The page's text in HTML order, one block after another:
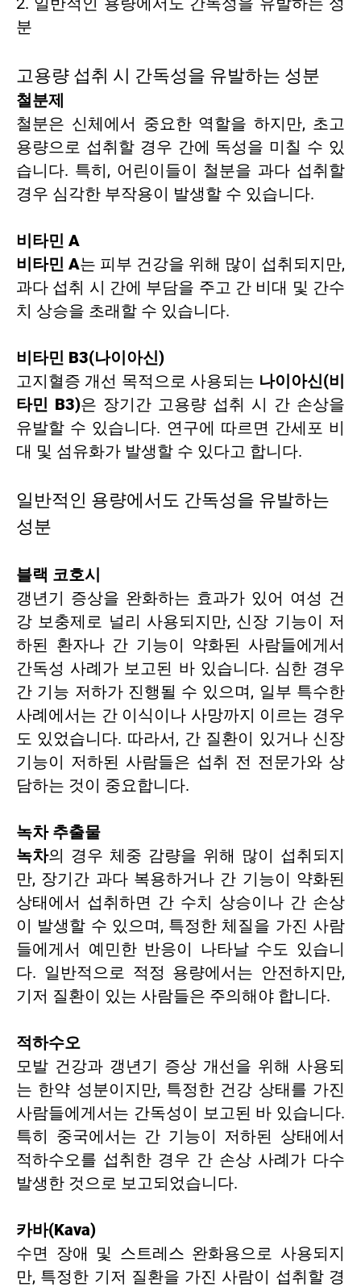
분
고용량 섭취 시 간독성을 유발하는 성분
철분제
철분은 신체에서 중요한 역할을 하지만, 초고
용량으로 섭취할 경우 간에 독성을 미칠 수 있
습니다. 특히, 어린이들이 철분을 과다 섭취할
경우 심각한 부작용이 발생할 수 있습니다.
비타민 A
비타민 A는 피부 건강을 위해 많이 섭취되지만,
과다 섭취 시 간에 부담을 주고 간 비대 및 간수
치 상승을 초래할 수 있습니다.
비타민 B3(나이아신)
고지혈증 개선 목적으로 사용되는 나이아신(비
타민 B3)은 장기간 고용량 섭취 시 간 손상을
유발할 수 있습니다. 연구에 따르면 간세포 비
대 및 섬유화가 발생할 수 있다고 합니다.
일반적인 용량에서도 간독성을 유발하는
성분
블랙 코호시
갱년기 증상을 완화하는 효과가 있어 여성 건
강 보충제로 널리 사용되지만, 신장 기능이 저
하된 환자나 간 기능이 약화된 사람들에게서
간독성 사례가 보고된 바 있습니다. 심한 경우
간 기능 저하가 진행될 수 있으며, 일부 특수한
사례에서는 간 이식이나 사망까지 이르는 경우
도 있었습니다. 따라서, 간 질환이 있거나 신장
기능이 저하된 사람들은 섭취 전 전문가와 상
담하는 것이 중요합니다.
녹차 추출물
녹차의 경우 체중 감량을 위해 많이 섭취되지
만, 장기간 과다 복용하거나 간 기능이 약화된
상태에서 섭취하면 간 수치 상승이나 간 손상
이 발생할 수 있으며, 특정한 체질을 가진 사람
들에게서 예민한 반응이 나타날 수도 있습니
다. 일반적으로 적정 용량에서는 안전하지만,
기저 질환이 있는 사람들은 주의해야 합니다.
적하수오
모발 건강과 갱년기 증상 개선을 위해 사용되
는 한약 성분이지만, 특정한 건강 상태를 가진
사람들에게서는 간독성이 보고된 바 있습니다.
특히 중국에서는 간 기능이 저하된 상태에서
적하수오를 섭취한 경우 간 손상 사례가 다수
발생한 것으로 보고되었습니다.
카바(Kava)
수면 장애 및 스트레스 완화용으로 사용되지
만, 특정한 기저 질환을 가진 사람이 섭취할 경